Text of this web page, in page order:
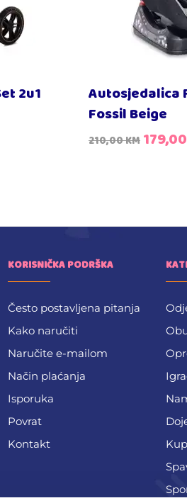
2u1
Autosjedalica
Fossil Beige
210,00KM 179,00
KORISNIČKA PODRŠKA
Često postavljena pitanja
Kako naručiti
Naručite e-mailom
Način plaćanja
Isporuka
Povrat
Kontakt